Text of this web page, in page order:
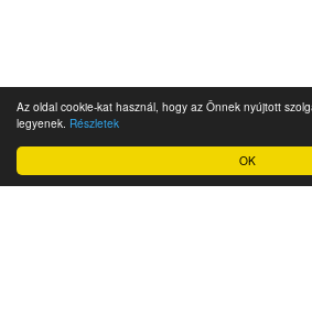
OK
Az oldal cookie-kat használ, hogy az Önnek nyújtott
legyenek. Részletek